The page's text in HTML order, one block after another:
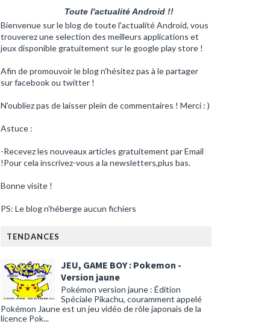
Toute l'actualité Android !!
Bienvenue sur le blog de toute l'actualité Android, vous
trouverez une selection des meilleurs applications et
jeux disponible gratuitement sur le google play store !
Afin de promouvoir le blog n'hésitez pas à le partager
sur facebook ou twitter !
N'oubliez pas de laisser plein de commentaires ! Merci : )
Astuce :
-Recevez les nouveaux articles gratuitement par Email
!Pour cela inscrivez-vous a la newsletters,plus bas.
Bonne visite !
PS: Le blog n’héberge aucun fichiers
TENDANCES
JEU, GAME BOY : Pokemon -
Version jaune
Pokémon version jaune : Édition
Spéciale Pikachu, couramment appelé
Pokémon Jaune est un jeu vidéo de rôle japonais de la
licence Pok...